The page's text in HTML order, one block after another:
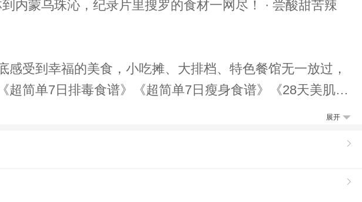
受到幸福的美食，小吃摊、大排档、特色餐馆无一放过，
简单7日排毒食谱》《超简单7日瘦身食谱》《28天美肌革
展开